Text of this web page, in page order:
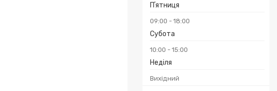
Пʼятниця
09:00 18:00
Субота
10:00 15:00
Неділя
Вихідний